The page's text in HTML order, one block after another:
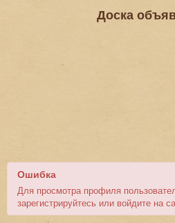
Доска
Ошибка
Для просмотра профиля
зарегистрируйтесь или войдите на